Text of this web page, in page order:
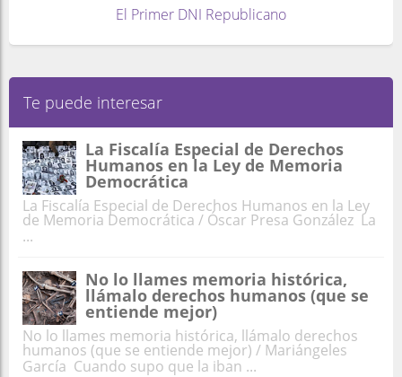
El Primer DNI Republicano
Te puede interesar
La Fiscalía Especial de Derechos
Humanos en la Ley de Memoria
Democrática
La Fiscalía Especial de Derechos Humanos en la Ley
de Memoria Democrática / Óscar Presa González La
...
No lo llames memoria histórica,
llámalo derechos humanos (que se
entiende mejor)
No lo llames memoria histórica, llámalo derechos
humanos (que se entiende mejor) / Mariángeles
García Cuando supo que la iban ...